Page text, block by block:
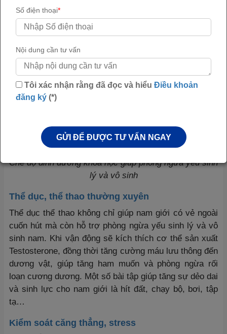
Chế độ dinh dưỡng khoa học giúp phòng ngừa yếu sinh
lý và vô sinh
Thể dục, thể thao thường xuyên
Thể dục thể thao không chỉ giúp nam giới có vẻ ngoài
cuốn hút mà còn hỗ trợ phòng ngừa yếu sinh lý và vô
sinh nam. Khi vận động sẽ kích thích cơ thể sản xuất
Testosterone, đồng thời tăng cường máu lưu thông đến
dương vật, giúp tăng ham muốn và phòng ngừa rối
loạn cương dương. Một số bài tập giúp tăng sự dẻo dai
và sinh lực cho nam giới là hít đất, chạy bộ, bơi, tập
tạ…
Kiểm soát căng thẳng, stress
Số điện thoại*
Nội dung cần tư vấn
Tôi xác nhận rằng đã đọc và hiểu Điều khoản
đăng ký (*)
GỬI ĐỂ ĐƯỢC TƯ VẤN NGAY